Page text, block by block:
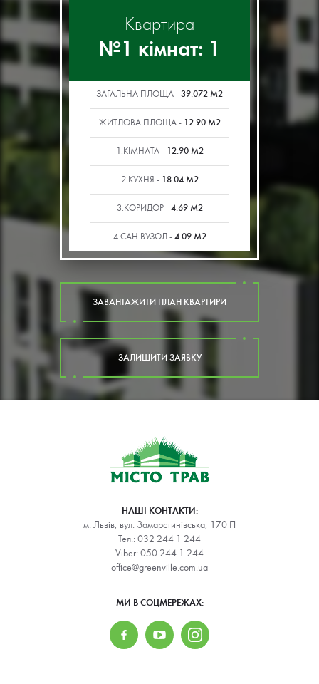
Квартира
№1 кімнат: 1
ЗАГАЛЬНА ПЛОЩА - 39.072 М2
ЖИТЛОВА ПЛОЩА - 12.90 М2
1.КІМНАТА - 12.90 М2
2.КУХНЯ - 18.04 М2
3.КОРИДОР - 4.69 М2
4.САН.ВУЗОЛ - 4.09 М2
ЗАВАНТАЖИТИ ПЛАН КВАРТИРИ
ЗАЛИШИТИ ЗАЯВКУ
НАШІ КОНТАКТИ:
м. Львів, вул. Замарстинівська, 170 П
Тел.: 032 244 1 244
Viber: 050 244 1 244
office@greenville.com.ua
МИ В СОЦМЕРЕЖАХ: